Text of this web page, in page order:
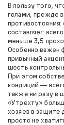
В пользу того,
голами, прежде
противостояния:
составляет
меньше 3,5
Особенно важен
привычный
шесть
При этом
кондиций —
также ни разу в
«Утрехту»
хозяев в защите
просто не